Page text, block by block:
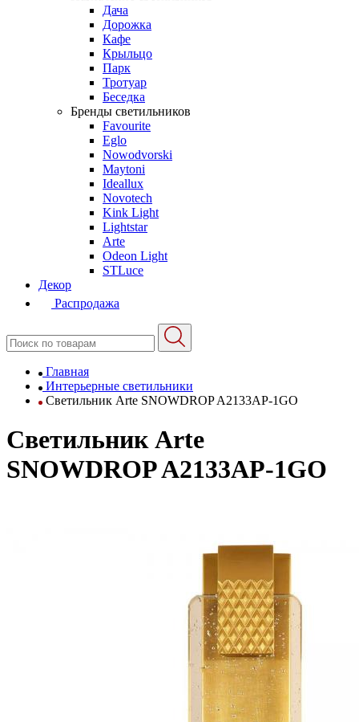
Дача
Дорожка
Кафе
Крыльцо
Парк
Тротуар
Беседка
Бренды светильников
Favourite
Eglo
Nowodvorski
Maytoni
Ideallux
Novotech
Kink Light
Lightstar
Arte
Odeon Light
STLuce
Декор
Распродажа
Главная
Интерьерные светильники
Светильник Arte SNOWDROP A2133AP-1GO
Светильник Arte
SNOWDROP A2133AP-1GO